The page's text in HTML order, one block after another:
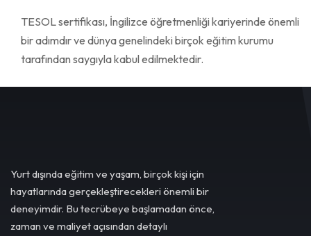
TESOL sertifikası, İngilizce öğretmenliği kariyerinde önemli
bir adımdır ve dünya genelindeki birçok eğitim kurumu
tarafından saygıyla kabul edilmektedir.
Yurt dışında eğitim ve yaşam, birçok kişi için
hayatlarında gerçekleştirecekleri önemli bir
deneyimdir. Bu tecrübeye başlamadan önce,
zaman ve maliyet açısından detaylı